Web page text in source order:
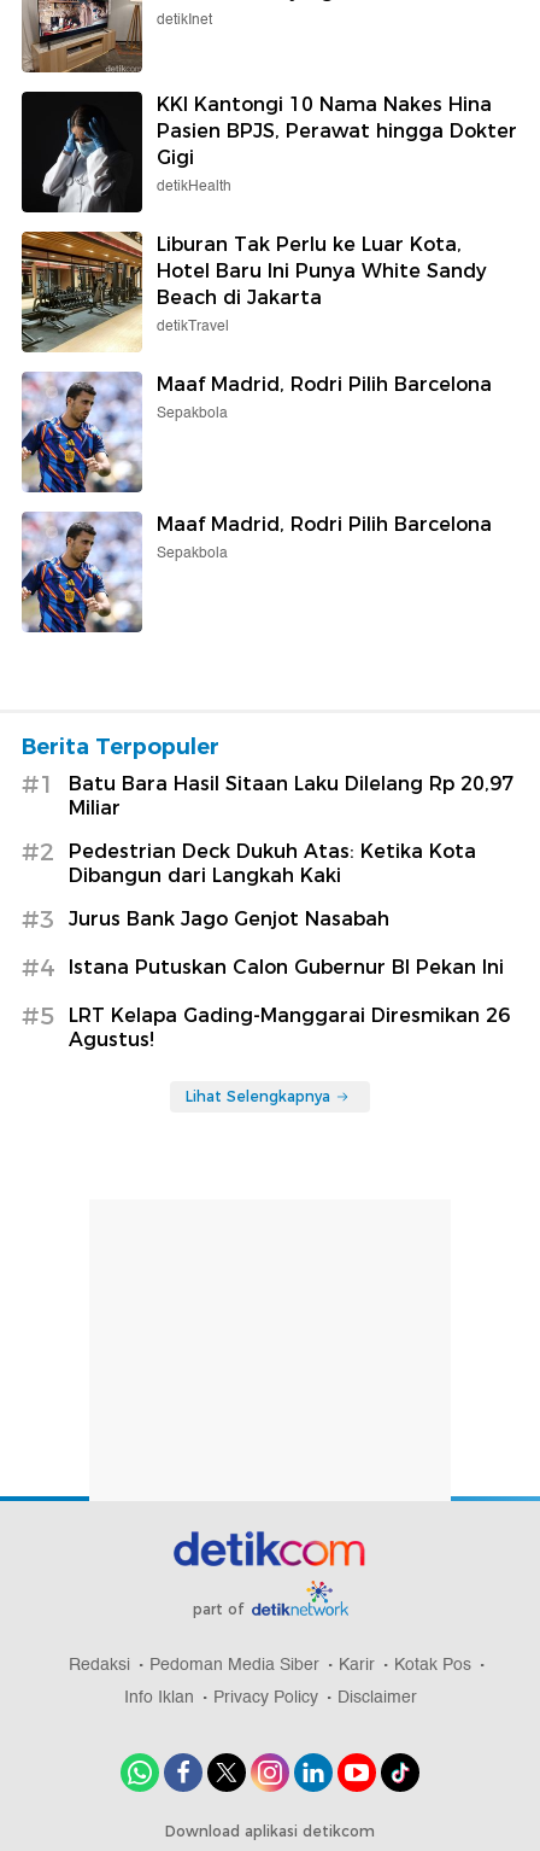
detikInet
KKI Kantongi 10 Nama Nakes Hina
Pasien BPJS, Perawat hingga Dokter
Gigi
detikHealth
Liburan Tak Perlu ke Luar Kota,
Hotel Baru Ini Punya White Sandy
Beach di Jakarta
detikTravel
Maaf Madrid, Rodri Pilih Barcelona
Sepakbola
Maaf Madrid, Rodri Pilih Barcelona
Sepakbola
Berita Terpopuler
#1
Batu Bara Hasil Sitaan Laku Dilelang Rp 20,97
Miliar
#2
Pedestrian Deck Dukuh Atas: Ketika Kota
Dibangun dari Langkah Kaki
#3 Jurus Bank Jago Genjot Nasabah
#4 Istana Putuskan Calon Gubernur BI Pekan Ini
#5
LRT Kelapa Gading-Manggarai Diresmikan 26
Agustus!
Lihat Selengkapnya
part of
Redaksi Pedoman Media Siber Karir
Kotak Pos
Info Iklan
Privacy Policy Disclaimer
Download aplikasi detikcom